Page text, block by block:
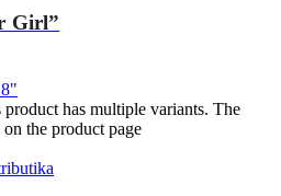
Girl”
product has multiple variants. The
the product page